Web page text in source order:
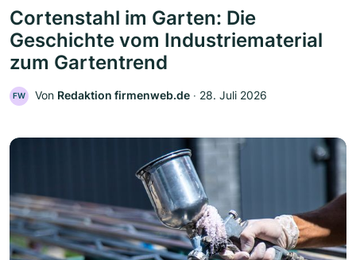
Cortenstahl im Garten: Die
Geschichte vom Industriematerial
zum Gartentrend
FW Von Redaktion firmenweb.de ‧ 28. Juli 2026